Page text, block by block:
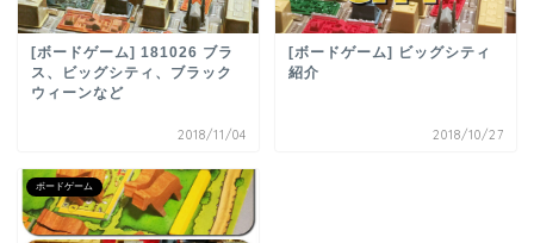
[ボードゲーム] 181026 ブラ
ス、ビッグシティ、ブラック
ウィーンなど
2018/11/04
[ボードゲーム] ビッグシティ
紹介
2018/10/27
ボードゲーム